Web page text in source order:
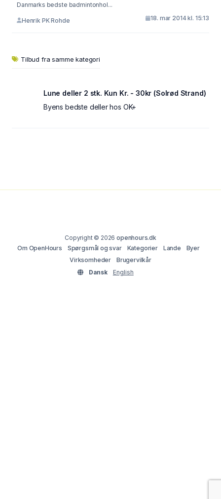
Danmarks bedste badmintonhol...
Henrik PK Rohde 18. mar 2014 kl. 15:13
Tilbud fra samme kategori
Lune deller 2 stk. Kun Kr. - 30kr (Solrød Strand)
Byens bedste deller hos OK+
Copyright © 2026openhours.dk
Om OpenHours
Spørgsmål og svar Kategorier Lande
Byer
Virksomheder
Brugervilkår
Dansk
English